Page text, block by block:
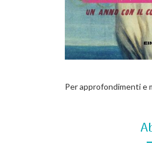
Per approfondimenti e